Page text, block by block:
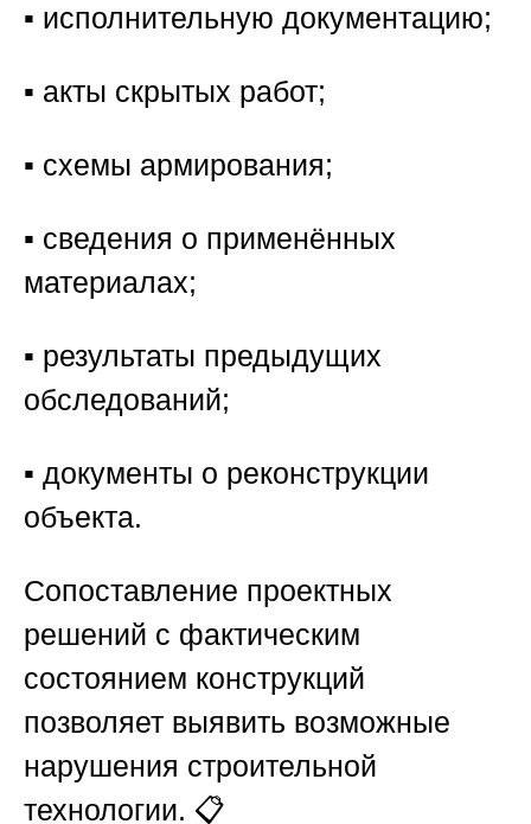
▪️ исполнительную документацию;
▪️ акты скрытых работ;
▪️ схемы армирования;
▪️ сведения о применённых
материалах;
▪️ результаты предыдущих
обследований;
▪️ документы о реконструкции
объекта.
Сопоставление проектных
решений с фактическим
состоянием конструкций
позволяет выявить возможные
нарушения строительной
технологии. 📋